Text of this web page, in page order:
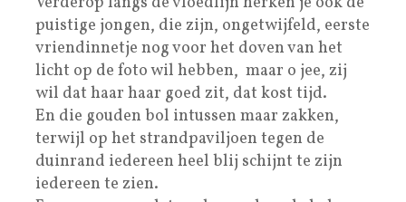
puistige jongen, die zijn, ongetwijfeld, eerste
vriendinnetje nog voor het doven van het
licht op de foto wil hebben, maar o jee, zij
wil dat haar haar goed zit, dat kost tijd.
En die gouden bol intussen maar zakken,
terwijl op het strandpaviljoen tegen de
duinrand iedereen heel blij schijnt te zijn
iedereen te zien.